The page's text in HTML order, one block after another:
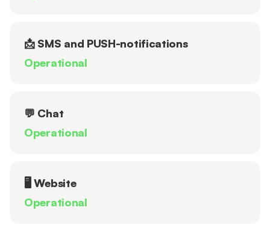
📩 SMS and PUSH-notifications
Operational
💬 Chat
Operational
🖥 Website
Operational